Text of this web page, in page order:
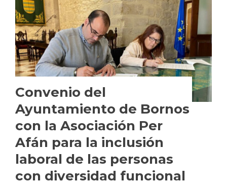
Convenio del
Ayuntamiento de Bornos
con la Asociación Per
Afán para la inclusión
laboral de las personas
con diversidad funcional